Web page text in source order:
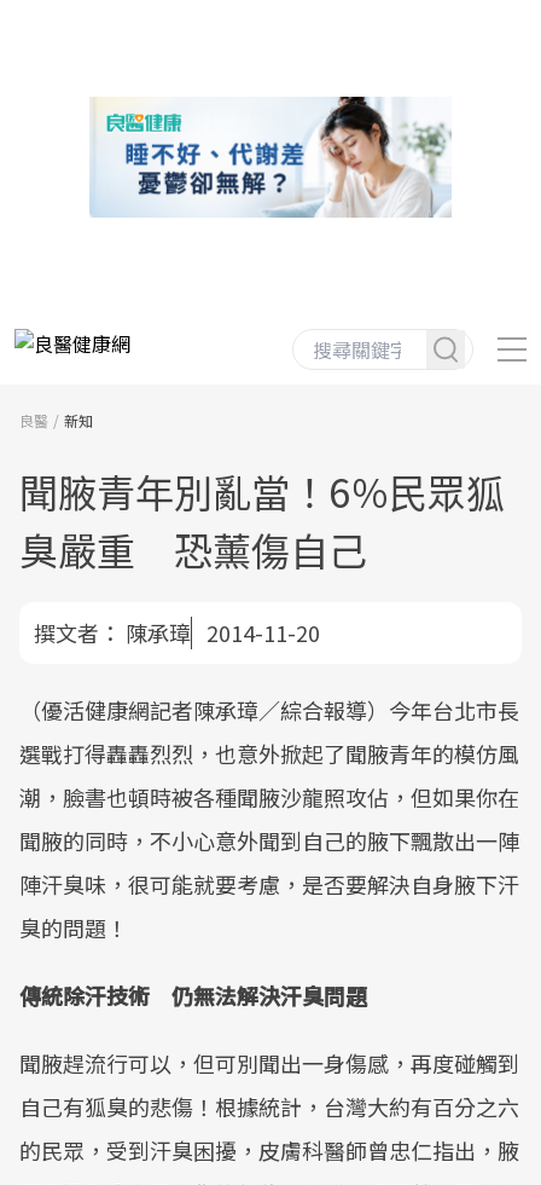
良醫 新知
聞腋青年別亂當！6％民眾狐
臭嚴重 恐薰傷自己
撰文者： 陳承璋 2014-11-20
（優活健康網記者陳承璋／綜合報導）今年台北市長
選戰打得轟轟烈烈，也意外掀起了聞腋青年的模仿風
潮，臉書也頓時被各種聞腋沙龍照攻佔，但如果你在
聞腋的同時，不小心意外聞到自己的腋下飄散出一陣
陣汗臭味，很可能就要考慮，是否要解決自身腋下汗
臭的問題！
傳統除汗技術 仍無法解決汗臭問題
聞腋趕流行可以，但可別聞出一身傷感，再度碰觸到
自己有狐臭的悲傷！根據統計，台灣大約有百分之六
的民眾，受到汗臭困擾，皮膚科醫師曾忠仁指出，腋